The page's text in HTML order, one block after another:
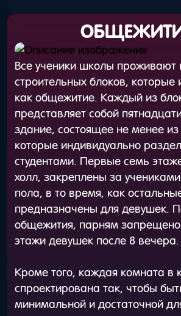
Все ученики школы проживают
строительных блоков, которые
как общежитие. Каждый из
представляет собой
здание, состоящее не менее из
которые индивидуально
студентами. Первые семь
холл, закреплены за
пола, в то время, как
предназначены для девушек.
общежития, парням
этажи девушек после 8 вечера.
Кроме того, каждая комната в
спроектирована так, чтобы
минимальной и достаточной